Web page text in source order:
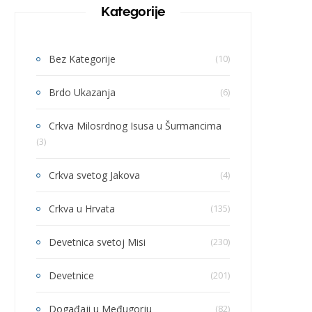
Kategorije
Bez Kategorije (10)
Brdo Ukazanja (6)
Crkva Milosrdnog Isusa u Šurmancima
(3)
Crkva svetog Jakova (4)
Crkva u Hrvata (135)
Devetnica svetoj Misi (230)
Devetnice (201)
Događaji u Međugorju (82)